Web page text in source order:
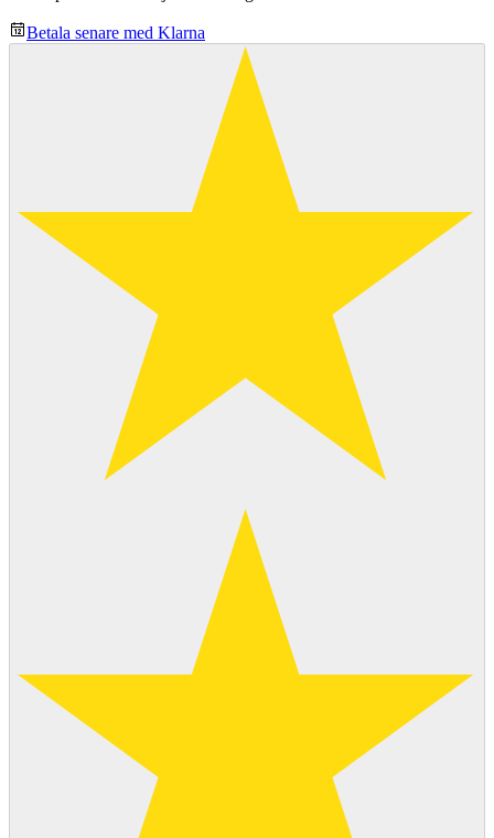
Betala senare med Klarna